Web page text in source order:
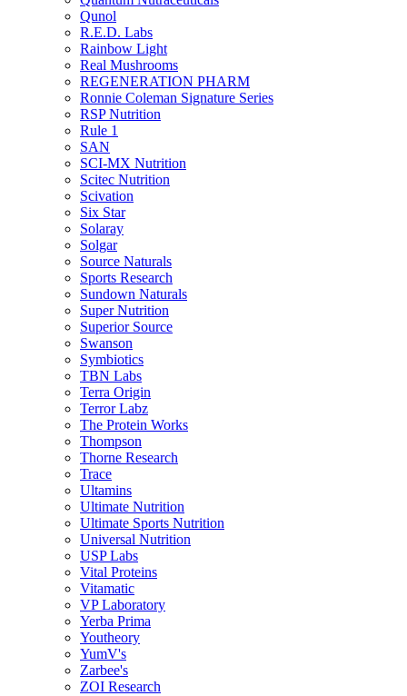
Qunol
R.E.D. Labs
Rainbow Light
Real Mushrooms
REGENERATION PHARM
Ronnie Coleman Signature Series
RSP Nutrition
Rule 1
SAN
SCI-MX Nutrition
Scitec Nutrition
Scivation
Six Star
Solaray
Solgar
Source Naturals
Sports Research
Sundown Naturals
Super Nutrition
Superior Source
Swanson
Symbiotics
TBN Labs
Terra Origin
Terror Labz
The Protein Works
Thompson
Thorne Research
Trace
Ultamins
Ultimate Nutrition
Ultimate Sports Nutrition
Universal Nutrition
USP Labs
Vital Proteins
Vitamatic
VP Laboratory
Yerba Prima
Youtheory
YumV's
Zarbee's
ZOI Research